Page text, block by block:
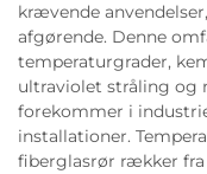
krævende
afgørende. Denne
temperaturgrader,
ultraviolet stråling og
forekommer i
installationer.
fiberglasrør rækker